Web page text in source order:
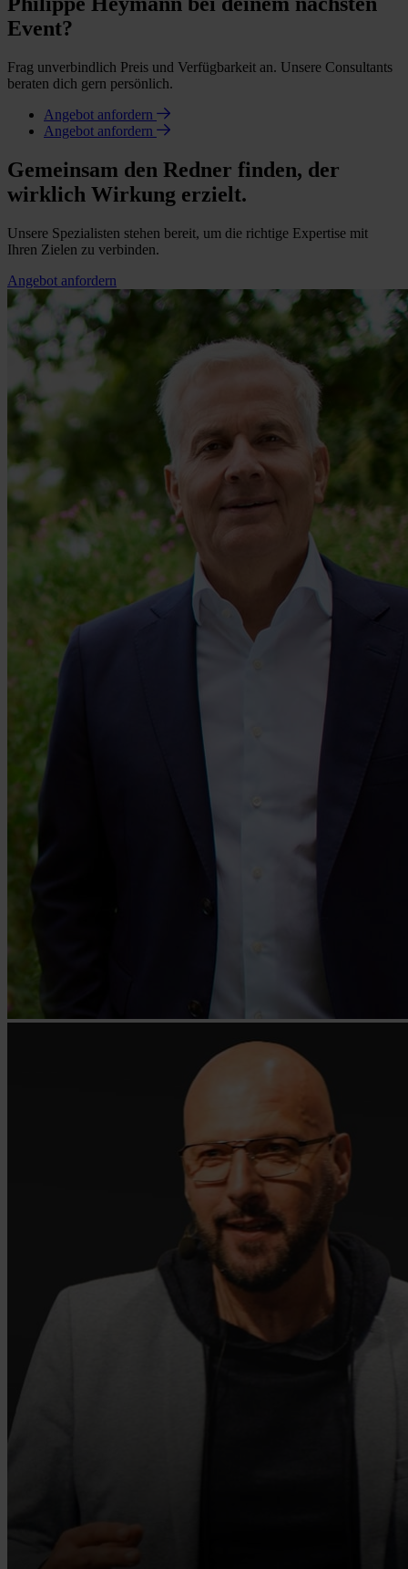
Event?
Frag unverbindlich Preis und Verfügbarkeit an. Unsere Consultants
beraten dich gern persönlich.
Angebot anfordern
Angebot anfordern
Gemeinsam den Redner finden, der
wirklich Wirkung erzielt.
Unsere Spezialisten stehen bereit, um die richtige Expertise mit
Ihren Zielen zu verbinden.
Angebot anfordern